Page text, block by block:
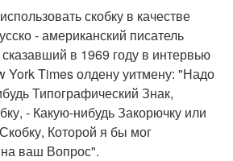
скобку в качестве
- американский писатель
в 1969 году в интервью
York Times олдену уитмену: "Надо
Типографический Знак,
- Какую-нибудь Закорючку или
Которой я бы мог
ваш Вопрос".